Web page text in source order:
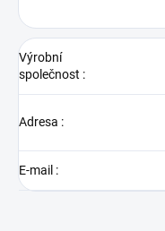
Výrobní
společnost :
Adresa :
E-mail :